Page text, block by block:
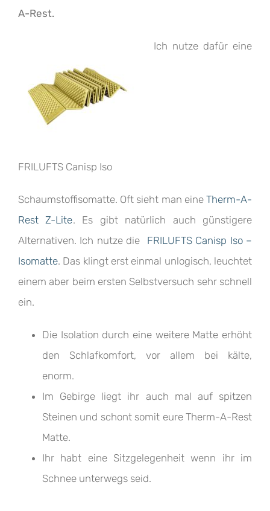
A-Rest.
FRILUFTS Canisp Iso
Ich nutze dafür eine
Schaumstoffisomatte. Oft sieht man eineTherm-A-
Rest Z-Lite. Es gibt natürlich auch günstigere
Alternativen. Ich nutze die FRILUFTS Canisp Iso –
Isomatte. Das klingt erst einmal unlogisch, leuchtet
einem aber beim ersten Selbstversuch sehr schnell
ein.
Die Isolation durch eine weitere Matte erhöht
den Schlafkomfort, vor allem bei kälte,
enorm.
Im Gebirge liegt ihr auch mal auf spitzen
Steinen und schont somit eure Therm-A-Rest
Matte.
Ihr habt eine Sitzgelegenheit wenn ihr im
Schnee unterwegs seid.